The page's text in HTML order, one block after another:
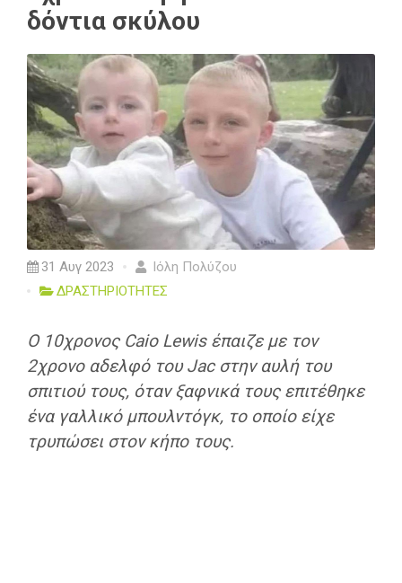
δόντια σκύλου
31 Αυγ 2023
Ιόλη Πολύζου
ΔΡΑΣΤΗΡΙΟΤΗΤΕΣ
Ο 10χρονος Caio Lewis έπαιζε με τον
2χρονο αδελφό του Jac στην αυλή του
σπιτιού τους, όταν ξαφνικά τους επιτέθηκε
ένα γαλλικό μπουλντόγκ, το οποίο είχε
τρυπώσει στον κήπο τους.